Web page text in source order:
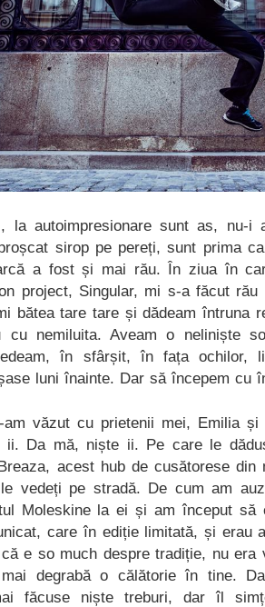
la autoimpresionare sunt as, nu-
sirop pe pereți, sunt prima
a fost și mai rău. În ziua în
project, Singular, mi s-a făcut
bătea tare tare și dădeam întruna
cu nemiluita. Aveam o neliniște
în sfârșit, în fața ochilor,
luni înainte. Dar să începem cu
am văzut cu prietenii mei, Emilia
ii. Da mă, niște ii. Pe care le
acest hub de cusătorese din
vedeți pe stradă. De cum am
Moleskine la ei și am început să
care în ediție limitată, și erau
e so much despre tradiție, nu era
degrabă o călătorie în tine.
făcuse niște treburi, dar îl